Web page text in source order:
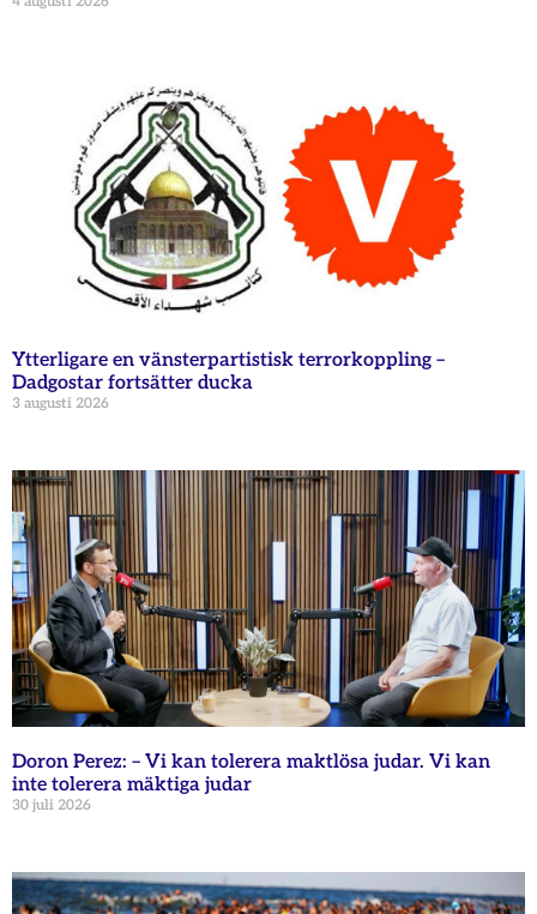
Ytterligare en vänsterpartistisk terrorkoppling –
Dadgostar fortsätter ducka
3 augusti 2026
Doron Perez: – Vi kan tolerera maktlösa judar. Vi kan
inte tolerera mäktiga judar
30 juli 2026